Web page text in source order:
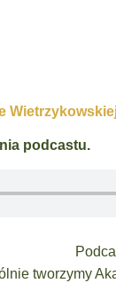
podcastu.
tworzymy